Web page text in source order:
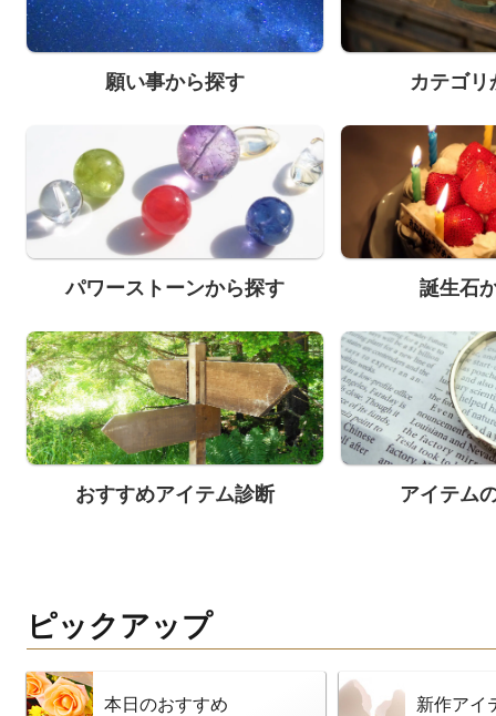
願い事から探す カテゴリ
パワーストーンから探す 誕生石
おすすめアイテム診断 アイテム
ピックアップ
本日のおすすめ 新作アイ